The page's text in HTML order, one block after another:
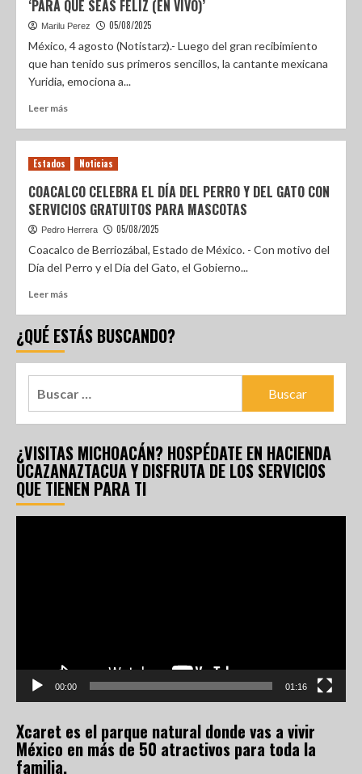
‘PARA QUE SEAS FELIZ (EN VIVO)’
Marilu Perez 05/08/2025
México, 4 agosto (Notistarz).- Luego del gran recibimiento
que han tenido sus primeros sencillos, la cantante mexicana
Yuridia, emociona a...
Leer más
Estados Noticias
COACALCO CELEBRA EL DÍA DEL PERRO Y DEL GATO CON
SERVICIOS GRATUITOS PARA MASCOTAS
Pedro Herrera 05/08/2025
Coacalco de Berriozábal, Estado de México. - Con motivo del
Día del Perro y el Día del Gato, el Gobierno...
Leer más
¿QUÉ ESTÁS BUSCANDO?
¿VISITAS MICHOACÁN? HOSPÉDATE EN HACIENDA
UCAZANAZTACUA Y DISFRUTA DE LOS SERVICIOS
QUE TIENEN PARA TI
00:00 01:16
Xcaret es el parque natural donde vas a vivir
México en más de 50 atractivos para toda la
familia.